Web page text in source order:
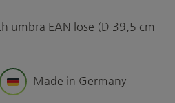
umbra EAN lose (D 39,5 cm
Made in Germany